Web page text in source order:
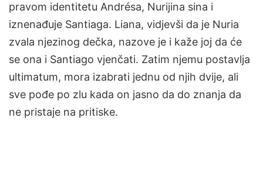
pravom identitetu Andrésa, Nurijina sina i
iznenađuje Santiaga. Liana, vidjevši da je Nuria
zvala njezinog dečka, nazove je i kaže joj da će
se ona i Santiago vjenčati. Zatim njemu postavlja
ultimatum, mora izabrati jednu od njih dvije, ali
sve pođe po zlu kada on jasno da do znanja da
ne pristaje na pritiske.